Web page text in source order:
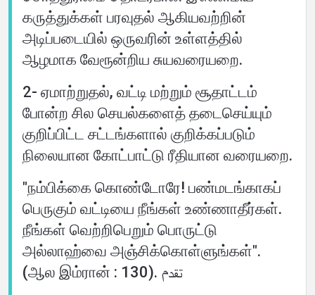
கருத்துக்கள் பரவுதல் ஆகியவற்றின்
அடிப்படையில் ஒருவரின் உள்ளத்தில்
ஆழமாக வேரூன்றிய சுயவரையறை.
2- ஏமாற்றுதல், வட்டி மற்றும் சூதாட்டம்
போன்ற சில செயல்களைத் தடைசெய்யும்
குறிப்பிட்ட சட்டங்களால் குறிக்கப்படும்
நிலையான கோட்பாட்டு ரீதியான வரையறை.
"நம்பிக்கை கொண்டோரே! பண்மடங்காகப்
பெருகும் வட்டியை நீங்கள் உண்ணாதீர்கள்.
நீங்கள் வெற்றிபெறும் பொருட்டு
அல்லாஹ்வை அஞ்சிக்கொள்ளுங்கள்".
(ஆல இம்ரான் : 130). تقدم